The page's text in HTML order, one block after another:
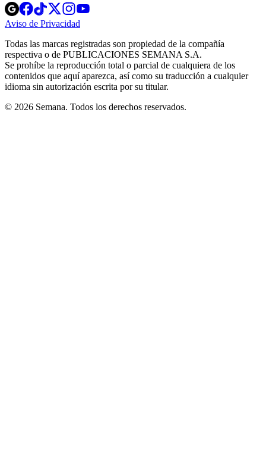
Opens
in
new
Opens
in
new
Opens
in
new
window
Opens
new
windowwindow
Aviso de Privacidad
new
window
Todas las marcas registradas son propiedad de la compañía
respectiva o de PUBLICACIONES SEMANA S.A.
Se prohíbe la reproducción total o parcial de cualquiera de los
contenidos que aquí aparezca, así como su traducción a cualquier
idioma sin autorización escrita por su titular.
© 2026 Semana. Todos los derechos reservados.